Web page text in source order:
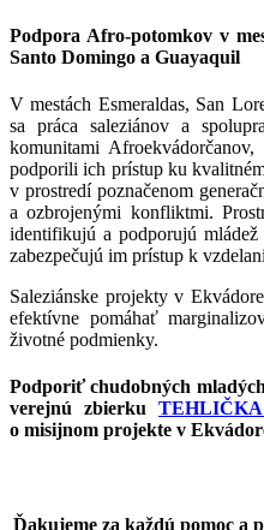
Podpora Afro-potomkov v
Santo Domingo a Guayaquil
V mestách Esmeraldas, San
sa práca saleziánov a
komunitami
podporili ich prístup ku
v prostredí poznačenom
a ozbrojenými konfliktmi.
identifikujú a podporujú
zabezpečujú im prístup k
Saleziánske projekty v
efektívne pomáhať
životné podmienky.
Podporiť chudobných
verejnú zbierku
o misijnom projekte v
Ďakujeme za každú pomoc a